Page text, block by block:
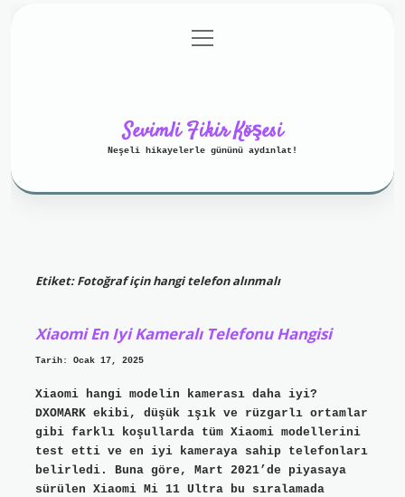
Gizlilik Politikası
menüyü
aç
Sevimli Fikir Köşesi
Neşeli hikayelerle gününü aydınlat!
Etiket:Fotoğraf için hangi telefon alınmalı
Xiaomi En Iyi Kameralı Telefonu Hangisi
Tarih: Ocak 17, 2025
Xiaomi hangi modelin kamerası daha iyi?
DXOMARK ekibi, düşük ışık ve rüzgarlı ortamlar
gibi farklı koşullarda tüm Xiaomi modellerini
test etti ve en iyi kameraya sahip telefonları
belirledi. Buna göre, Mart 2021’de piyasaya
sürülen Xiaomi Mi 11 Ultra bu sıralamada